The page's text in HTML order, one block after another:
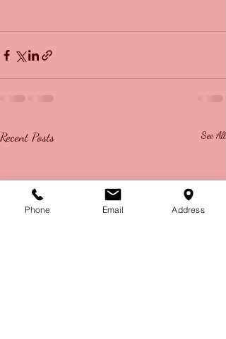
Recent Posts See All
Phone Email Address